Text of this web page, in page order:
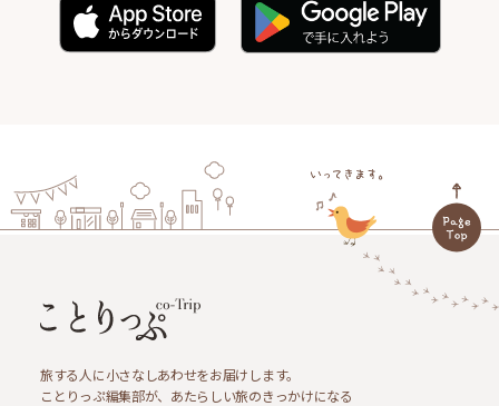
旅する人に小さなしあわせをお届けします。
ことりっぷ編集部が、あたらしい旅のきっかけになる